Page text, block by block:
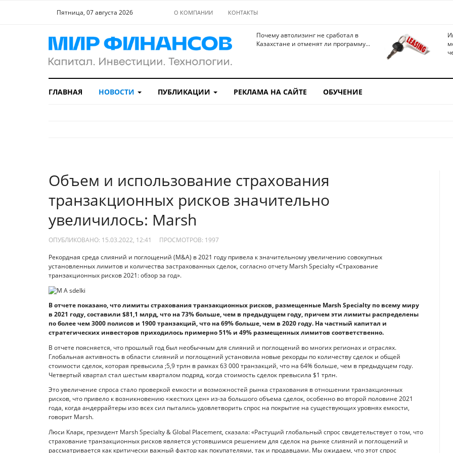
Пятница, 07 августа 2026 О КОМПАНИИ КОНТАКТЫ
Почему автолизинг не сработал в
Казахстане и отменят ли программу...
ГЛАВНАЯ НОВОСТИ ПУБЛИКАЦИИ РЕКЛАМА НА САЙТЕ ОБУЧЕНИЕ
Объем и использование страхования
транзакционных рисков значительно
увеличилось: Marsh
ОПУБЛИКОВАНО: 15.03.2022, 12:41 ПРОСМОТРОВ: 1997
Рекордная среда слияний и поглощений (M&A) в 2021 году привела к значительному увеличению совокупных
установленных лимитов и количества застрахованных сделок, согласно отчету Marsh Specialty «Страхование
транзакционных рисков 2021: обзор за год».
В отчете показано, что лимиты страхования транзакционных рисков, размещенные Marsh Specialty по всему миру
в 2021 году, составили $81,1 млрд, что на 73% больше, чем в предыдущем году, причем эти лимиты распределены
по более чем 3000 полисов и 1900 транзакций, что на 69% больше, чем в 2020 году. На частный капитал и
стратегических инвесторов приходилось примерно 51% и 49% размещенных лимитов соответственно.
В отчете поясняется, что прошлый год был необычным для слияний и поглощений во многих регионах и отраслях.
Глобальная активность в области слияний и поглощений установила новые рекорды по количеству сделок и общей
стоимости сделок, которая превысила ;5,9 трлн в рамках 63 000 транзакций, что на 64% больше, чем в предыдущем году.
Четвертый квартал стал шестым кварталом подряд, когда стоимость сделок превысила $1 трлн.
Это увеличение спроса стало проверкой емкости и возможностей рынка страхования в отношении транзакционных
рисков, что привело к возникновению «жестких цен» из-за большого объема сделок, особенно во второй половине 2021
года, когда андеррайтеры изо всех сил пытались удовлетворить спрос на покрытие на существующих уровнях емкости,
говорит Marsh.
Люси Кларк, президент Marsh Specialty & Global Placement, сказала: «Растущий глобальный спрос свидетельствует о том, что
страхование транзакционных рисков является устоявшимся решением для сделок на рынке слияний и поглощений и
рассматривается как критически важный фактор как покупателями, так и продавцами. Мы ожидаем, что этот спрос